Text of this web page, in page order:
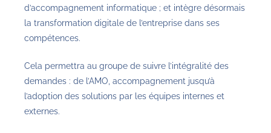
d’accompagnement informatique ; et intègre désormais
la transformation digitale de l’entreprise dans ses
compétences.
Cela permettra au groupe de suivre l’intégralité des
demandes : de l’AMO, accompagnement jusqu’à
l’adoption des solutions par les équipes internes et
externes.